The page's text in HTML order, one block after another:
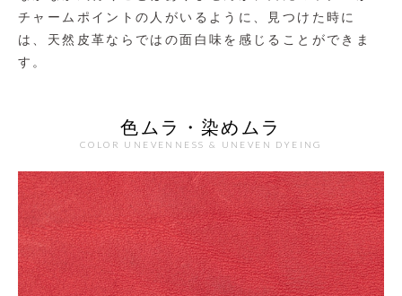
チャームポイントの人がいるように、見つけた時に
は、天然皮革ならではの面白味を感じることができま
す。
色ムラ・染めムラ
COLOR UNEVENNESS & UNEVEN DYEING